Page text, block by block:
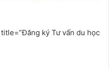
ký Tư vấn du học